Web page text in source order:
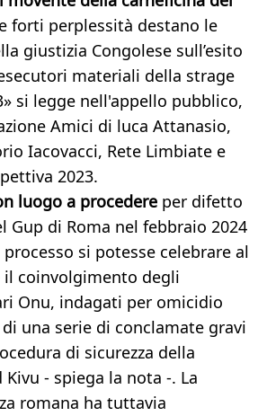
forti perplessità destano le
giustizia Congolese sull’esito
materiali della strage
si legge nell'appello pubblico,
Amici di luca Attanasio,
Iacovacci, Rete Limbiate e
2023.
luogo a procedere per difetto
Gup di Roma nel febbraio 2024
si potesse celebrare al
coinvolgimento degli
Onu, indagati per omicidio
una serie di conclamate gravi
di sicurezza della
- spiega la nota -. La
romana ha tuttavia